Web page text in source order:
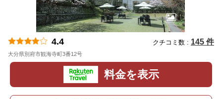
4.4 クチコミ数 : 145 件
大分県別府市観海寺町3番12号
料金を表示